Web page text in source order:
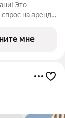
Это
на аренду
мне